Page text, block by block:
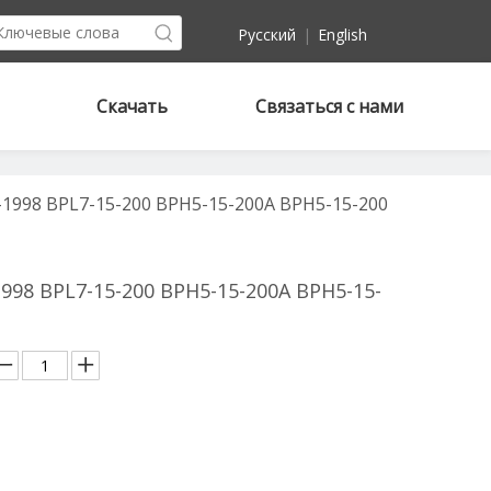
Pусский | English
Скачать Связаться с нами
BPL7-15-200 BPH5-15-200A BPH5-15-200
BPL7-15-200 BPH5-15-200A BPH5-15-